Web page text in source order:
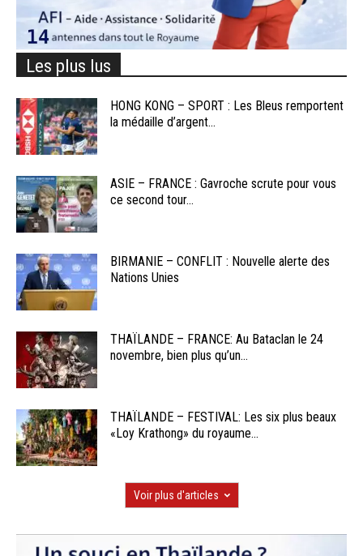
Les plus lus
HONG KONG – SPORT : Les Bleus remportent
la médaille d’argent...
ASIE – FRANCE : Gavroche scrute pour vous
ce second tour...
BIRMANIE – CONFLIT : Nouvelle alerte des
Nations Unies
THAÏLANDE – FRANCE: Au Bataclan le 24
novembre, bien plus qu’un...
THAÏLANDE – FESTIVAL: Les six plus beaux
«Loy Krathong» du royaume...
Voir plus d'articles